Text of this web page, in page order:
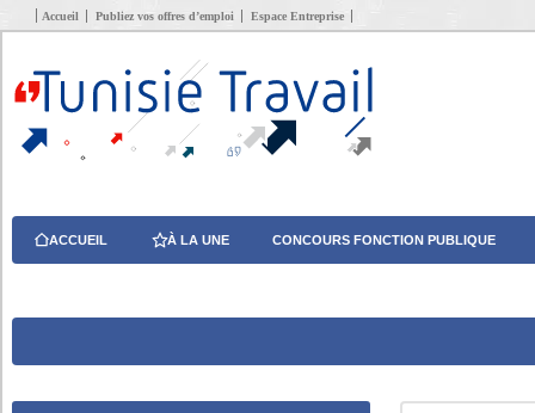
Accueil Publiez vos offres d’emploi Espace Entreprise
ACCUEIL À LA UNE CONCOURS FONCTION PUBLIQUE